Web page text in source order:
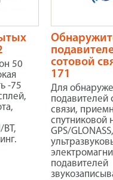
50
-75
BT,
сотовой
171
Для
подавителей
связи,
спутниковой
GPS/GLONASS,
подавителей